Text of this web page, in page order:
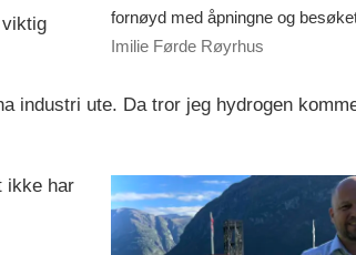
fornøyd med åpningne og
Imilie Førde Røyrhus
industri ute. Da tror jeg hydrogen
ikke har